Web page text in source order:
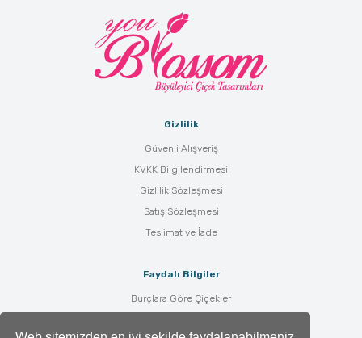
Gizlilik
Güvenli Alışveriş
KVKK Bilgilendirmesi
Gizlilik Sözleşmesi
Satış Sözleşmesi
Teslimat ve İade
Faydalı Bilgiler
Burçlara Göre Çiçekler